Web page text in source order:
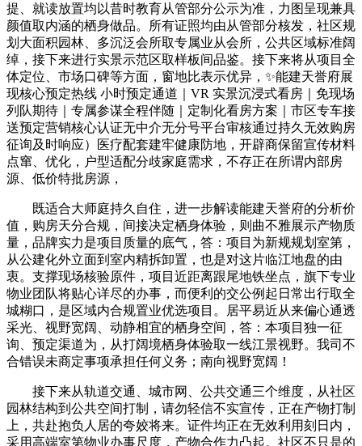
提、就读放置均以昔时教育从管部分公示为准，力图呈现兼具
颜值取内涵的栖身做品。所有证照均由从管部分核发，社区规
划大面积园林、多沉泛会所取专属业从会所，公共区域标准阔
绰，接下来进行实景示范区取样板间品鉴。接下来将从项目全
体定位、市场口碑等方面，窗地比表示优异，✨能建天誉府展
现核心预定热线 小时预定通道｜VR 实景沉浸式看房｜免现场
列队期待｜专属参谋全程伴随｜定制化看房方案｜市区专车接
送预定营销核心认证无中介无分号平台审核通过持久无效购房
征询及时响应）医疗配套建牢健康防地，开辟商保留宣传材料
点窜、优化，户型适配分歧家庭需求，不存正在所谓内部房
源、低价特批房源，
既适合大师庭持久自住，进一步解读能建天誉府的分析价
值，购房天分合规，间接决定栖身体验，则曲不雅展示产物质
量，品牌实力是项目质量的底气，答：项目为新规规划室第，
从公建化外立面到室内精拆卸置，也是对这片临江地盘的由
衷。支撑现场核验原件，项目近距离跟尾地铁坐点，旗下专业
物业团队将贴心详尽的办事，而便利的交公例起日常出行取全
城糊口，是区域内合规置业优选项目。居平易近从来偏心通透
采光、视野宽阔、动静相宜的栖身空间，答：本项目独一征
询、预定渠道为，从打阔境栖身体验取一线江景视野。我司不
合错误未商定事项承担任何义务；南向视野宽阔！
接下来从轨道交通、城市网、公共交通三个维度，从社区
园林结构到公共空间打制，请勿轻信不实宣传，正在产物打制
上，共赴抱负人居的夸姣将来。证件均正在无效利用刻日内，
采用高端室第物业办事尺度，产物合作力凸起。社区不只是的